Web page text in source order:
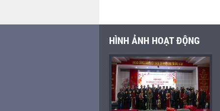
HÌNH ẢNH HOẠT ĐỘNG